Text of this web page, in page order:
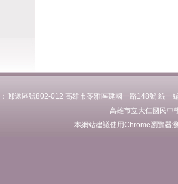
郵遞區號802-012 高雄市苓雅區建國一路148號 統
高雄市立大仁國民中
本網站建議使用Chrome瀏覽器